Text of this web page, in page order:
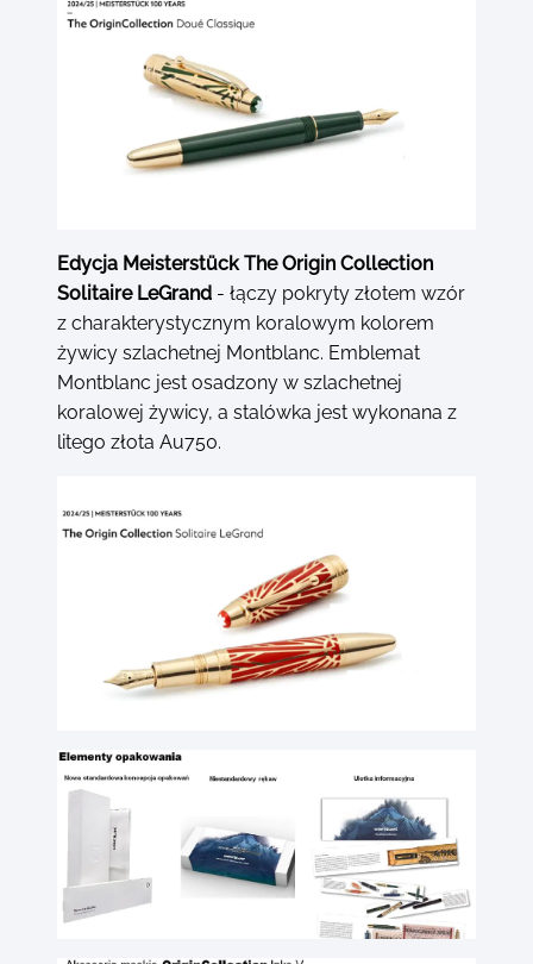
Edycja Meisterstück The Origin Collection
Solitaire LeGrand - łączy pokryty złotem wzór
z charakterystycznym koralowym kolorem
żywicy szlachetnej Montblanc. Emblemat
Montblanc jest osadzony w szlachetnej
koralowej żywicy, a stalówka jest wykonana z
litego złota Au750.